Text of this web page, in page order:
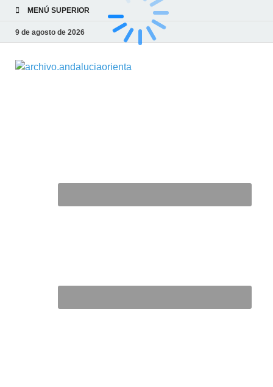
MENÚ SUPERIOR
9 de agosto de 2026